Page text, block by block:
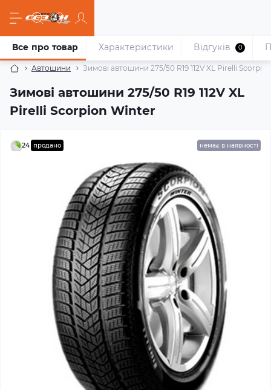
Автошини Зимові автошини 275/50 R19 112V XL Pirelli
Зимові автошини 275/50 R19 112V XL
Pirelli Scorpion Winter
Все про товар Характеристики Відгуків 0
24 продано немає в наявності